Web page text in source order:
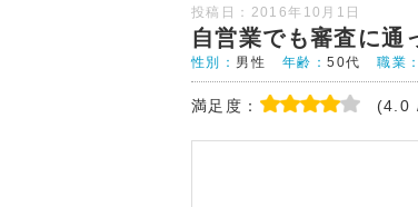
投稿日：2016年10月1日
自営業でも審査に通
性別： 男性 年齢：50代 職業：
満足度： (4.0